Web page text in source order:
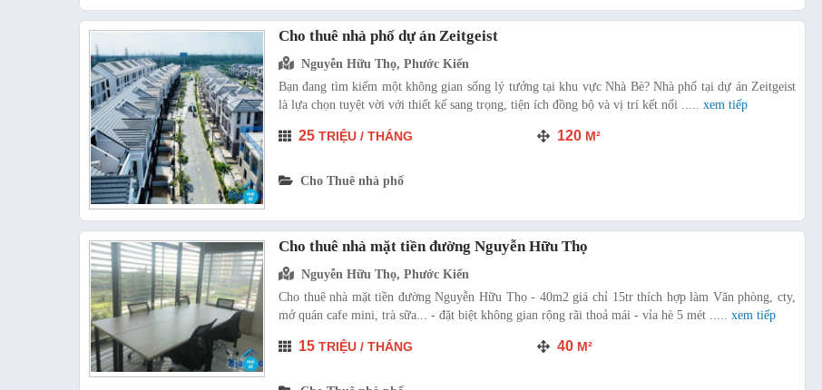
Cho thuê nhà phố dự án Zeitgeist
Nguyễn Hữu Thọ, Phước Kiển
Bạn đang tìm kiếm một không gian sống lý tưởng tại khu vực Nhà Bè? Nhà phố tại dự án Zeitgeist
là lựa chọn tuyệt vời với thiết kế sang trọng, tiện ích đồng bộ và vị trí kết nối ..... xem tiếp
25 TRIỆU / THÁNG 120 M²
Cho Thuê nhà phố
Cho thuê nhà mặt tiền đường Nguyễn Hữu Thọ
Nguyễn Hữu Thọ, Phước Kiển
Cho thuê nhà mặt tiền đường Nguyễn Hữu Thọ - 40m2 giá chỉ 15tr thích hợp làm Văn phòng, cty,
mở quán cafe mini, trà sữa... - đặt biệt không gian rộng rãi thoả mái - vỉa hè 5 mét ..... xem tiếp
15 TRIỆU / THÁNG 40 M²